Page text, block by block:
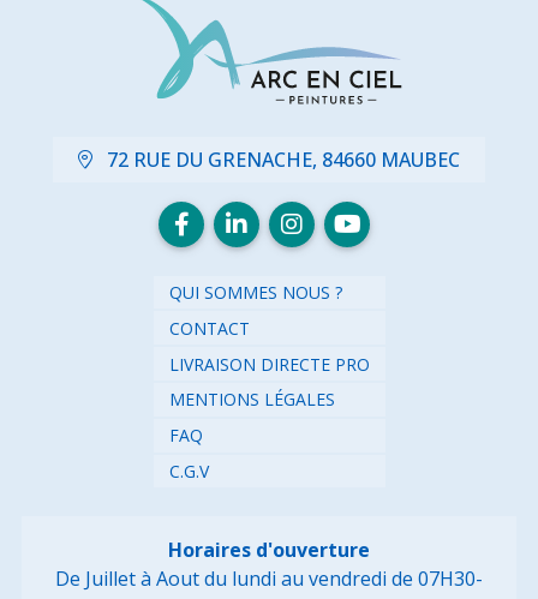
72 RUE DU GRENACHE, 84660 MAUBEC
QUI SOMMES NOUS ?
CONTACT
LIVRAISON DIRECTE PRO
MENTIONS LÉGALES
FAQ
C.G.V
Horaires d'ouverture
De Juillet à Aout du lundi au vendredi de 07H30-